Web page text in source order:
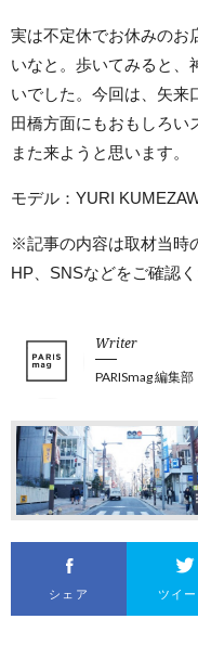
実は不定休でお休みのお
いなと。歩いてみると、
いでした。今回は、矢来
田橋方面にもおもしろい
また来ようと思います。
モデル：YURI
※記事の内容は取材当時
HP、SNSなどをご確認
Writer
PARISmag 編集部
シェア ツイー